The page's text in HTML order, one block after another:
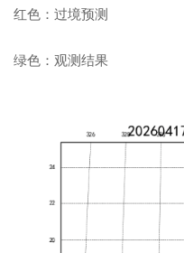
红色：过境预测
绿色：观测结果